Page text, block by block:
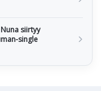
siirtyy
single